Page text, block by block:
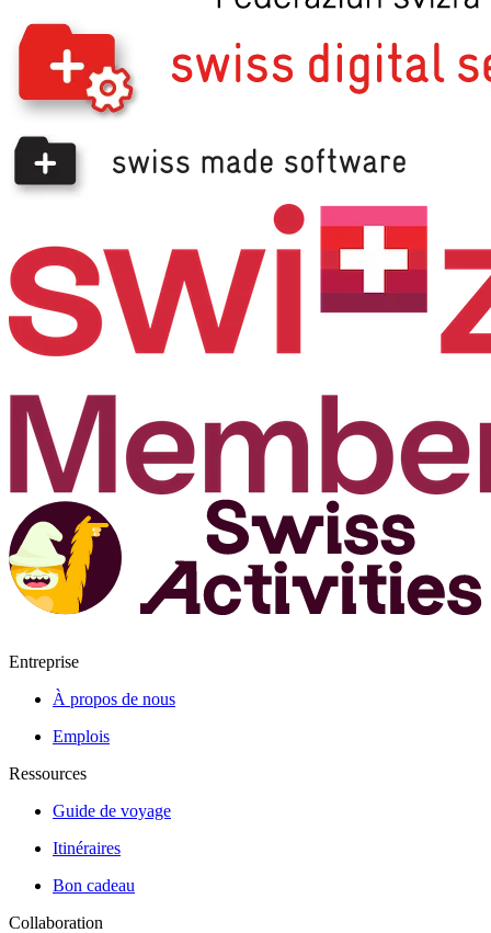
Entreprise
À propos de nous
Emplois
Ressources
Guide de voyage
Itinéraires
Bon cadeau
Collaboration